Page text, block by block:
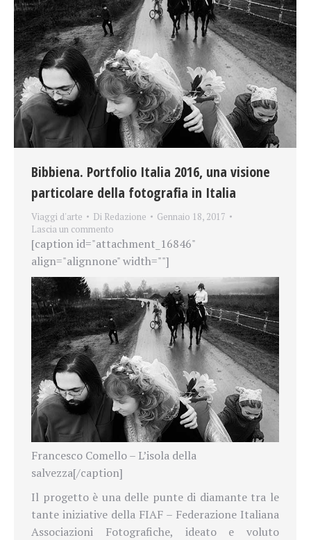
Bibbiena. Portfolio Italia 2016, una visione
particolare della fotografia in Italia
Viaggi d'arte Di Redazione
Gennaio 18, 2017
Lascia un commento
[caption id="attachment_16846"
align="alignnone" width=""]
Francesco Comello – L’isola della
salvezza[/caption]
Il progetto è una delle punte di diamante tra le
tante iniziative della FIAF – Federazione Italiana
Associazioni Fotografiche, ideato e voluto